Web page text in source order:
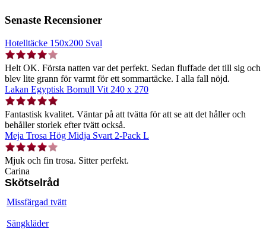
Senaste Recensioner
Hotelltäcke 150x200 Sval
Helt OK. Första natten var det perfekt. Sedan fluffade det till sig och
blev lite grann för varmt för ett sommartäcke. I alla fall nöjd.
Lakan Egyptisk Bomull Vit 240 x 270
Fantastisk kvalitet. Väntar på att tvätta för att se att det håller och
behåller storlek efter tvätt också.
Meja Trosa Hög Midja Svart 2-Pack L
Mjuk och fin trosa. Sitter perfekt.
Carina
Skötselråd
Missfärgad tvätt
Sängkläder